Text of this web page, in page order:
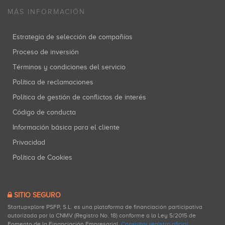
MÁS INFORMACIÓN
Estrategia de selección de compañías
Proceso de inversión
Términos y condiciones del servicio
Política de reclamaciones
Política de gestión de conflictos de interés
Código de conducta
Información básica para el cliente
Privacidad
Política de Cookies
SITIO SEGURO
Startupxplore PSFP, S.L. es una plataforma de financiación participativa
autorizada por la CNMV (Registro No. 18) conforme a la Ley 5/2015 de